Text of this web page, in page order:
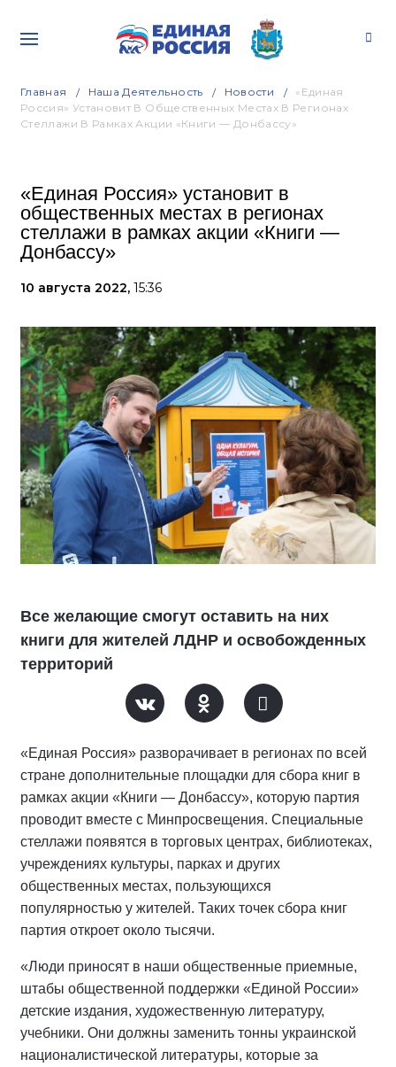
Главная Наша Деятельность Новости
«Единая
Россия» Установит В Общественных Местах В Регионах
Стеллажи В Рамках Акции «Книги — Донбассу»
«Единая Россия» установит в
общественных местах в регионах
стеллажи в рамках акции «Книги —
Донбассу»
10 августа 2022, 15:36
Все желающие смогут оставить на них
книги для жителей ЛДНР и освобожденных
территорий
«Единая Россия» разворачивает в регионах по всей
стране дополнительные площадки для сбора книг в
рамках акции «Книги — Донбассу», которую партия
проводит вместе с Минпросвещения. Специальные
стеллажи появятся в торговых центрах, библиотеках,
учреждениях культуры, парках и других
общественных местах, пользующихся
популярностью у жителей. Таких точек сбора книг
партия откроет около тысячи.
«Люди приносят в наши общественные приемные,
штабы общественной поддержки «Единой России»
детские издания, художественную литературу,
учебники. Они должны заменить тонны украинской
националистической литературы, которые за